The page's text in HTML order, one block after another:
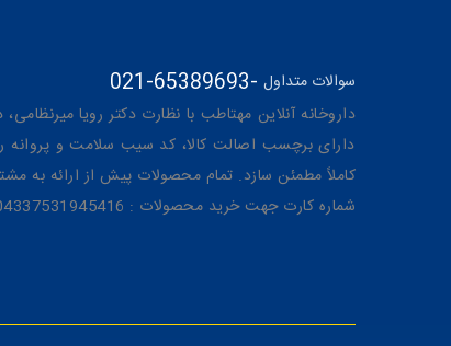
021-65389693 سوالات متداول -
داروخانه آنلاین مهتاطب با نظارت دکتر رویا میرنظامی، دکترای
دارای برچسب اصالت کالا، کد سیب سلامت و پروانه
کاملاً مطمئن سازد. تمام محصولات پیش از ارائه به
شماره کارت جهت خرید محصولات : 6104337531945416 به نام رویا میرنظامی